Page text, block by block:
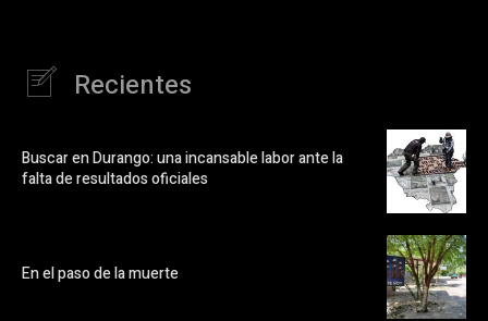
Recientes
Buscar en Durango: una incansable labor ante la
falta de resultados oficiales
En el paso de la muerte